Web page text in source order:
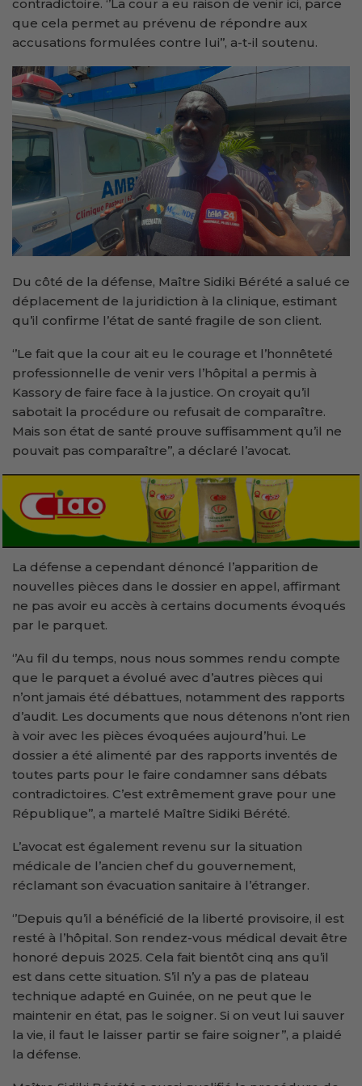
contradictoire. ‘’La cour a eu raison de venir ici, parce
que cela permet au prévenu de répondre aux
accusations formulées contre lui’’, a-t-il soutenu.
Du côté de la défense, Maître Sidiki Bérété a salué ce
déplacement de la juridiction à la clinique, estimant
qu’il confirme l’état de santé fragile de son client.
‘’Le fait que la cour ait eu le courage et l’honnêteté
professionnelle de venir vers l’hôpital a permis à
Kassory de faire face à la justice. On croyait qu’il
sabotait la procédure ou refusait de comparaître.
Mais son état de santé prouve suffisamment qu’il ne
pouvait pas comparaître’’, a déclaré l’avocat.
La défense a cependant dénoncé l’apparition de
nouvelles pièces dans le dossier en appel, affirmant
ne pas avoir eu accès à certains documents évoqués
par le parquet.
‘’Au fil du temps, nous nous sommes rendu compte
que le parquet a évolué avec d’autres pièces qui
n’ont jamais été débattues, notamment des rapports
d’audit. Les documents que nous détenons n’ont rien
à voir avec les pièces évoquées aujourd’hui. Le
dossier a été alimenté par des rapports inventés de
toutes parts pour le faire condamner sans débats
contradictoires. C’est extrêmement grave pour une
République’’, a martelé Maître Sidiki Bérété.
L’avocat est également revenu sur la situation
médicale de l’ancien chef du gouvernement,
réclamant son évacuation sanitaire à l’étranger.
‘’Depuis qu’il a bénéficié de la liberté provisoire, il est
resté à l’hôpital. Son rendez-vous médical devait être
honoré depuis 2025. Cela fait bientôt cinq ans qu’il
est dans cette situation. S’il n’y a pas de plateau
technique adapté en Guinée, on ne peut que le
maintenir en état, pas le soigner. Si on veut lui sauver
la vie, il faut le laisser partir se faire soigner’’, a plaidé
la défense.